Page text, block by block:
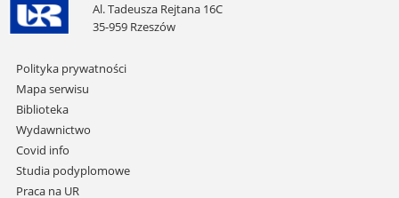
Al. Tadeusza Rejtana 16C
35-959 Rzeszów
Pomiń
nawigację
i
przejdź
do
treści
Polityka prywatności
Mapa serwisu
Biblioteka
Wydawnictwo
Covid info
Studia podyplomowe
Praca na UR